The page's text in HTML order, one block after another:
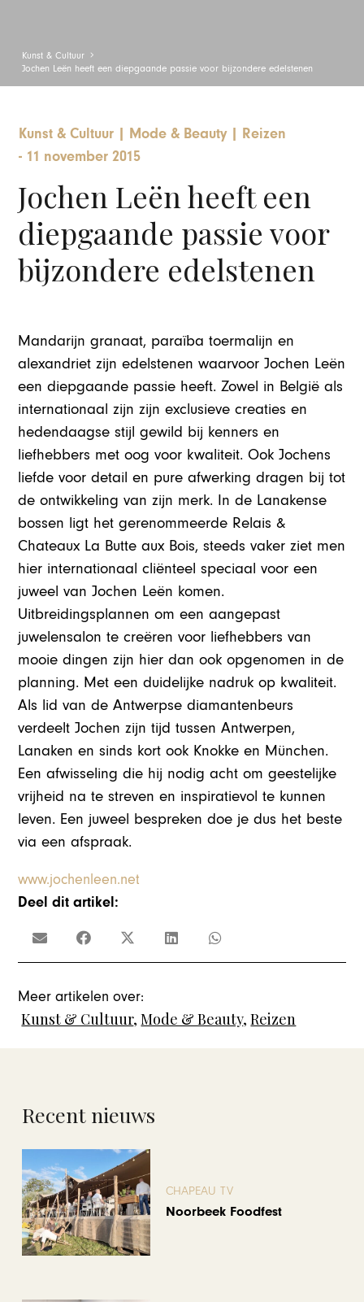
Kunst & Cultuur
Jochen Leën heeft een diepgaande passie voor bijzondere edelstenen
Kunst & Cultuur | Mode & Beauty | Reizen
- 11 november 2015
Jochen Leën heeft een
diepgaande passie voor
bijzondere edelstenen
Mandarijn granaat, paraïba toermalijn en
alexandriet zijn edelstenen waarvoor Jochen Leën
een diepgaande passie heeft. Zowel in België als
internationaal zijn zijn exclusieve creaties en
hedendaagse stijl gewild bij kenners en
liefhebbers met oog voor kwaliteit. Ook Jochens
liefde voor detail en pure afwerking dragen bij tot
de ontwikkeling van zijn merk. In de Lanakense
bossen ligt het gerenommeerde Relais &
Chateaux La Butte aux Bois, steeds vaker ziet men
hier internationaal cliënteel speciaal voor een
juweel van Jochen Leën komen.
Uitbreidingsplannen om een aangepast
juwelensalon te creëren voor liefhebbers van
mooie dingen zijn hier dan ook opgenomen in de
planning. Met een duidelijke nadruk op kwaliteit.
Als lid van de Antwerpse diamantenbeurs
verdeelt Jochen zijn tijd tussen Antwerpen,
Lanaken en sinds kort ook Knokke en München.
Een afwisseling die hij nodig acht om geestelijke
vrijheid na te streven en inspiratievol te kunnen
leven. Een juweel bespreken doe je dus het beste
via een afspraak.
www.jochenleen.net
Deel dit artikel:
Meer artikelen over:
Kunst & Cultuur,Mode & Beauty,Reizen
Recent nieuws
CHAPEAU TV
Noorbeek Foodfest